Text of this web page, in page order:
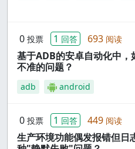
0 投票 1 回答 693 阅读
基于ADB的安卓自动化中
不准的问题？
adb android
0 投票 1 回答 449 阅读
生产环境功能偶发报错但日